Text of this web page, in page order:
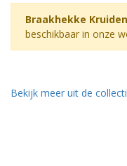
Braakhekke
beschikbaar in onze
Bekijk meer uit de